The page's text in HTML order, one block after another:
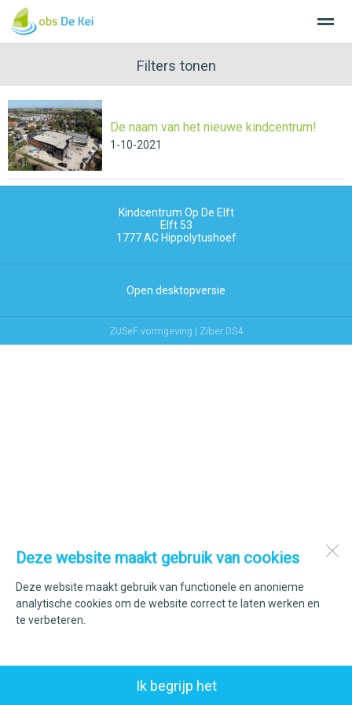
Home Nieuws Agenda Bellen
Deze website maakt gebruik van cookies
Deze website maakt gebruik van functionele en anonieme
analytische cookies om de website correct te laten werken en
te verbeteren.
Ik begrijp het
Filters tonen
De naam van het nieuwe kindcentrum!
1-10-2021
Kindcentrum Op De Elft
Elft 53
1777 AC Hippolytushoef
Open desktopversie
ZUSeF vormgeving | Ziber DS4